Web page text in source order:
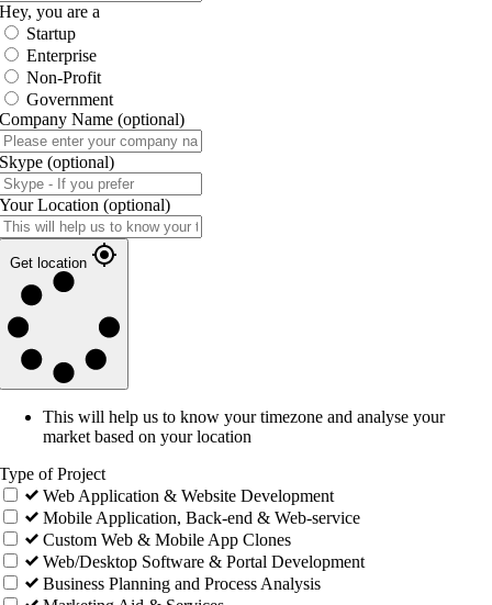
Hey, you are a
Startup
Enterprise
Non-Profit
Government
Company Name (optional)
Skype (optional)
Your Location (optional)
Get location
This will help us to know your timezone and analyse your
market based on your location
Type of Project
Web Application & Website Development
Mobile Application, Back-end & Web-service
Custom Web & Mobile App Clones
Web/Desktop Software & Portal Development
Business Planning and Process Analysis